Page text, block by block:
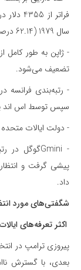
فراتر
سال 1979 (62.14 درصد از ابتدای سال) داشته است.
- ژاپن به طور کامل
تضعیف می‌شود.
سپس توسط اس اند
- دولت ایالات
پیشی گرفت و
داد.
شگفتی‌های مورد
اکثر تعرفه‌های
بعدی، با گسترش